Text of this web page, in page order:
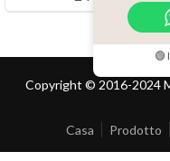
Copyright © 2016-2024
Casa
Prodotto
🟢